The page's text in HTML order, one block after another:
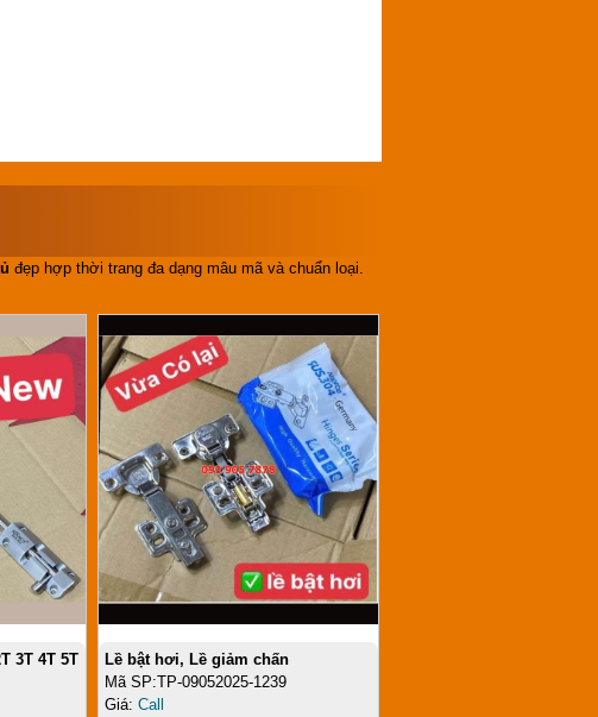
đẹp hợp thời trang đa dạng mâu mã và chuẩn loại.
3T 4T 5T
Lề bật hơi, Lề giảm chấn
Mã SP:TP-09052025-1239
Giá: Call